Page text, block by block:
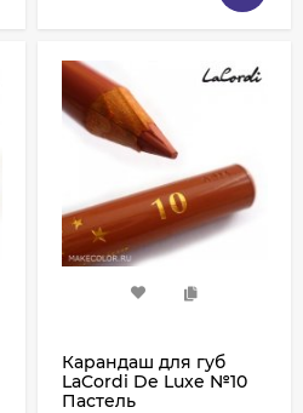
Карандаш для губ
LaCordi De Luxe №10
Пастель